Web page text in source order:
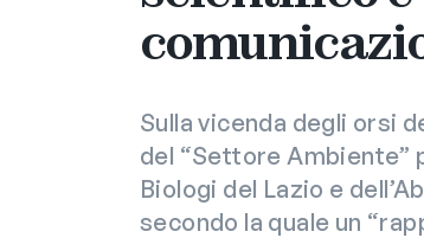
Sulla vicenda degli orsi
del “Settore Ambiente”
Biologi del Lazio e
secondo la quale un